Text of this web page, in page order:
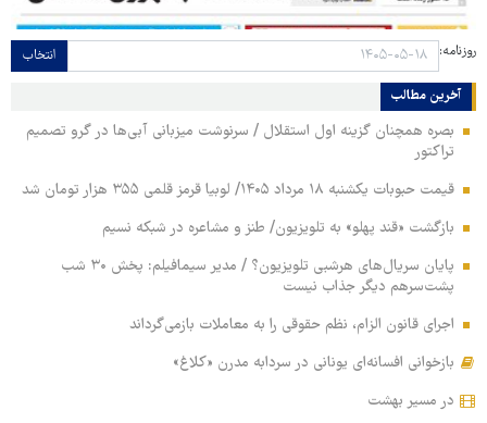
روزنامه: انتخاب
آخرین مطالب
بصره همچنان گزینه اول استقلال / سرنوشت میزبانی آبی‌ها در گرو تصمیم
تراکتور
قیمت حبوبات یکشنبه ۱۸ مرداد ۱۴۰۵/ لوبیا قرمز قلمی ۳۵۵ هزار تومان شد
بازگشت «قند پهلو» به تلویزیون/ طنز و مشاعره در شبکه نسیم
پایان سریال‌های هرشبی تلویزیون؟ / مدیر سیمافیلم: پخش ۳۰ شب
پشت‌سرهم دیگر جذاب نیست
اجرای قانون الزام، نظم حقوقی را به معاملات بازمی‌گرداند
بازخوانی افسانه‌ای یونانی در سردابه مدرن «کلاغ»
در مسیر بهشت